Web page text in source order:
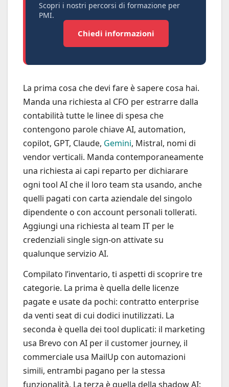
Scopri i nostri percorsi di formazione per
PMI.
Chiedi informazioni
La prima cosa che devi fare è sapere cosa hai.
Manda una richiesta al CFO per estrarre dalla
contabilità tutte le linee di spesa che
contengono parole chiave AI, automation,
copilot, GPT, Claude, Gemini, Mistral, nomi di
vendor verticali. Manda contemporaneamente
una richiesta ai capi reparto per dichiarare
ogni tool AI che il loro team sta usando, anche
quelli pagati con carta aziendale del singolo
dipendente o con account personali tollerati.
Aggiungi una richiesta al team IT per le
credenziali single sign-on attivate su
qualunque servizio AI.
Compilato l’inventario, ti aspetti di scoprire tre
categorie. La prima è quella delle licenze
pagate e usate da pochi: contratto enterprise
da venti seat di cui dodici inutilizzati. La
seconda è quella dei tool duplicati: il marketing
usa Brevo con AI per il customer journey, il
commerciale usa MailUp con automazioni
simili, entrambi pagano per la stessa
funzionalità. La terza è quella della shadow AI: